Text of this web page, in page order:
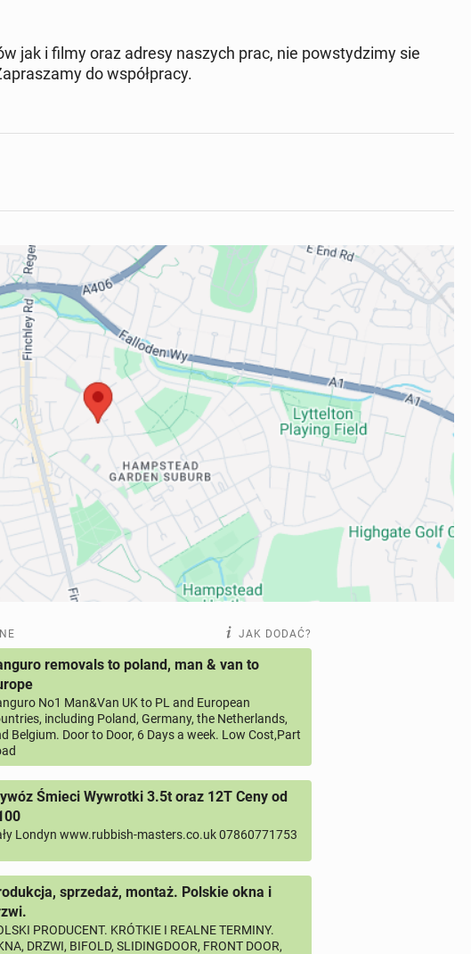
jak i filmy oraz adresy naszych prac, nie powstydzimy sie
do współpracy.
JAK DODAĆ?
removals to poland, man & van to
No1 Man&Van UK to PL and European
including Poland, Germany, the Netherlands,
Belgium. Door to Door, 6 Days a week. Low Cost,Part
Śmieci Wywrotki 3.5t oraz 12T Ceny od
Londyn www.rubbish-masters.co.uk 07860771753
sprzedaż, montaż. Polskie okna i
PRODUCENT. KRÓTKIE I REALNE TERMINY.
DRZWI, BIFOLD, SLIDINGDOOR, FRONT DOOR,